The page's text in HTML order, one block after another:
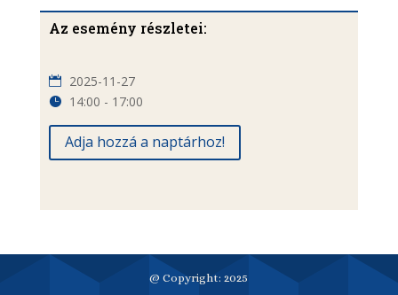
Az esemény részletei:
2025-11-27
14:00 - 17:00
Adja hozzá a naptárhoz!
@ Copyright: 2025